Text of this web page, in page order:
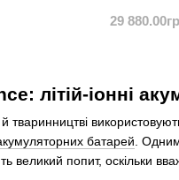
літій-іонні
й тваринництві
батарей .
великий попит, оскільки
29